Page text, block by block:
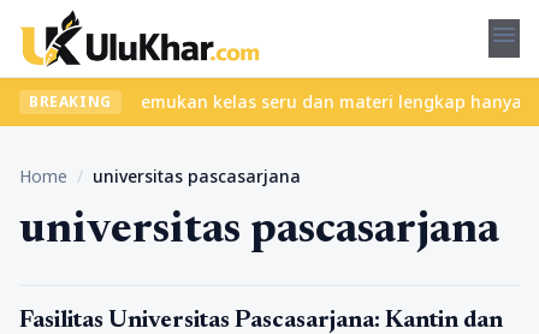
menu
BREAKING
ribet? Temukan kelas seru dan materi lengkap hanya di
Home / universitas pascasarjana
universitas pascasarjana
Pendidikan
Fasilitas Universitas Pascasarjana: Kantin dan